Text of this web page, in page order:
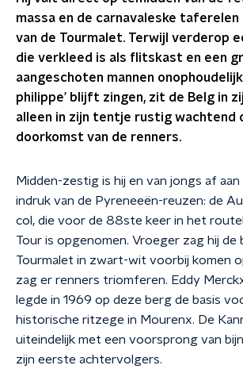
massa en de carnavaleske taferelen
van de Tourmalet. Terwijl verderop
die verkleed is als flitskast en een
aangeschoten mannen
philippe’ blijft zingen, zit de Belg in
alleen in zijn tentje rustig wachtend
doorkomst van de renners.
Midden-zestig is hij en van jongs af
indruk van de Pyreneeën-reuzen: de
col, die voor de 88ste keer in het
Tour is opgenomen. Vroeger zag hij de
Tourmalet in zwart-wit voorbij komen
zag er renners triomferen. Eddy
legde in 1969 op deze berg de basis
historische ritzege in Mourenx. De
uiteindelijk met een voorsprong van
zijn eerste achtervolgers.